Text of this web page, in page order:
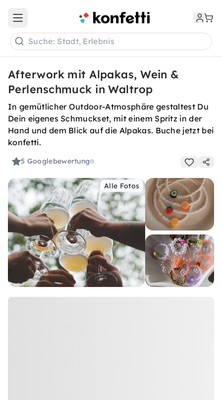
Open main menu
Suche: Stadt, Erlebnis
Afterwork mit Alpakas, Wein &
Perlenschmuck in Waltrop
In gemütlicher Outdoor-Atmosphäre gestaltest Du
Dein eigenes Schmuckset, mit einem Spritz in der
Hand und dem Blick auf die Alpakas. Buche jetzt bei
konfetti.
5 Googlebewertung
Alle Fotos